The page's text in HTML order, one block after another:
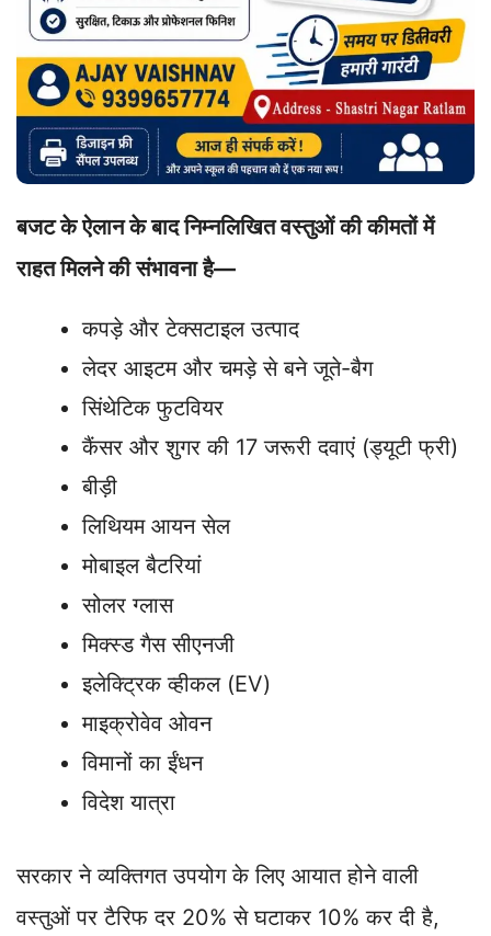
बजट के ऐलान के बाद निम्नलिखित वस्तुओं की कीमतों में
राहत मिलने की संभावना है—
कपड़े और टेक्सटाइल उत्पाद
लेदर आइटम और चमड़े से बने जूते-बैग
सिंथेटिक फुटवियर
कैंसर और शुगर की 17 जरूरी दवाएं (ड्यूटी फ्री)
बीड़ी
लिथियम आयन सेल
मोबाइल बैटरियां
सोलर ग्लास
मिक्स्ड गैस सीएनजी
इलेक्ट्रिक व्हीकल (EV)
माइक्रोवेव ओवन
विमानों का ईंधन
विदेश यात्रा
सरकार ने व्यक्तिगत उपयोग के लिए आयात होने वाली
वस्तुओं पर टैरिफ दर 20% से घटाकर 10% कर दी है,